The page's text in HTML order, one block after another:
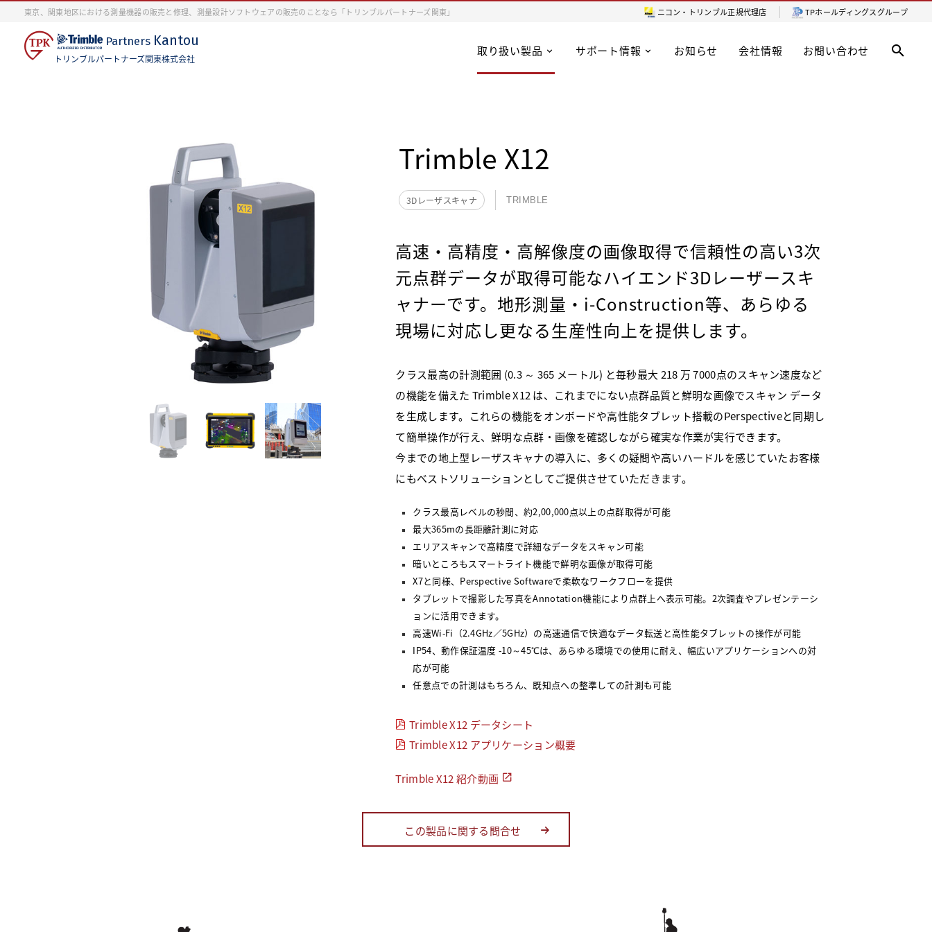
東京、関東地区における測量機器の販売と修理、測量設計ソフトウェアの販売のことなら「トリンブルパートナーズ関東」 ニコン・トリンブル正規代理店 TPホールディングスグループ
Partners Kantou
トリンブルパートナーズ関東株式会社
取り扱い製品 サポート情報 お知らせ 会社情報 お問い合わせ
Trimble X12
3Dレーザスキャナ TRIMBLE
高速・高精度・高解像度の画像取得で信頼性の高い3次
元点群データが取得可能なハイエンド3Dレーザースキ
ャナーです。地形測量・i-Construction等、あらゆる
現場に対応し更なる生産性向上を提供します。
クラス最高の計測範囲 (0.3 ～ 365 メートル) と毎秒最大 218 万 7000点のスキャン速度など
の機能を備えた Trimble X12 は、これまでにない点群品質と鮮明な画像でスキャン データ
を生成します。これらの機能をオンボードや高性能タブレット搭載のPerspectiveと同期し
て簡単操作が行え、鮮明な点群・画像を確認しながら確実な作業が実行できます。
今までの地上型レーザスキャナの導入に、多くの疑問や高いハードルを感じていたお客様
にもベストソリューションとしてご提供させていただきます。
クラス最高レベルの秒間、約2,00,000点以上の点群取得が可能
最大365mの長距離計測に対応
エリアスキャンで高精度で詳細なデータをスキャン可能
暗いところもスマートライト機能で鮮明な画像が取得可能
X7と同様、Perspective Softwareで柔軟なワークフローを提供
タブレットで撮影した写真をAnnotation機能により点群上へ表示可能。2次調査やプレゼンテーシ
ョンに活用できます。
高速Wi-Fi（2.4GHz／5GHz）の高速通信で快適なデータ転送と高性能タブレットの操作が可能
IP54、動作保証温度 -10～45℃は、あらゆる環境での使用に耐え、幅広いアプリケーションへの対
応が可能
任意点での計測はもちろん、既知点への整準しての計測も可能
Trimble X12 データシート
Trimble X12 アプリケーション概要
Trimble X12 紹介動画
この製品に関する問合せ